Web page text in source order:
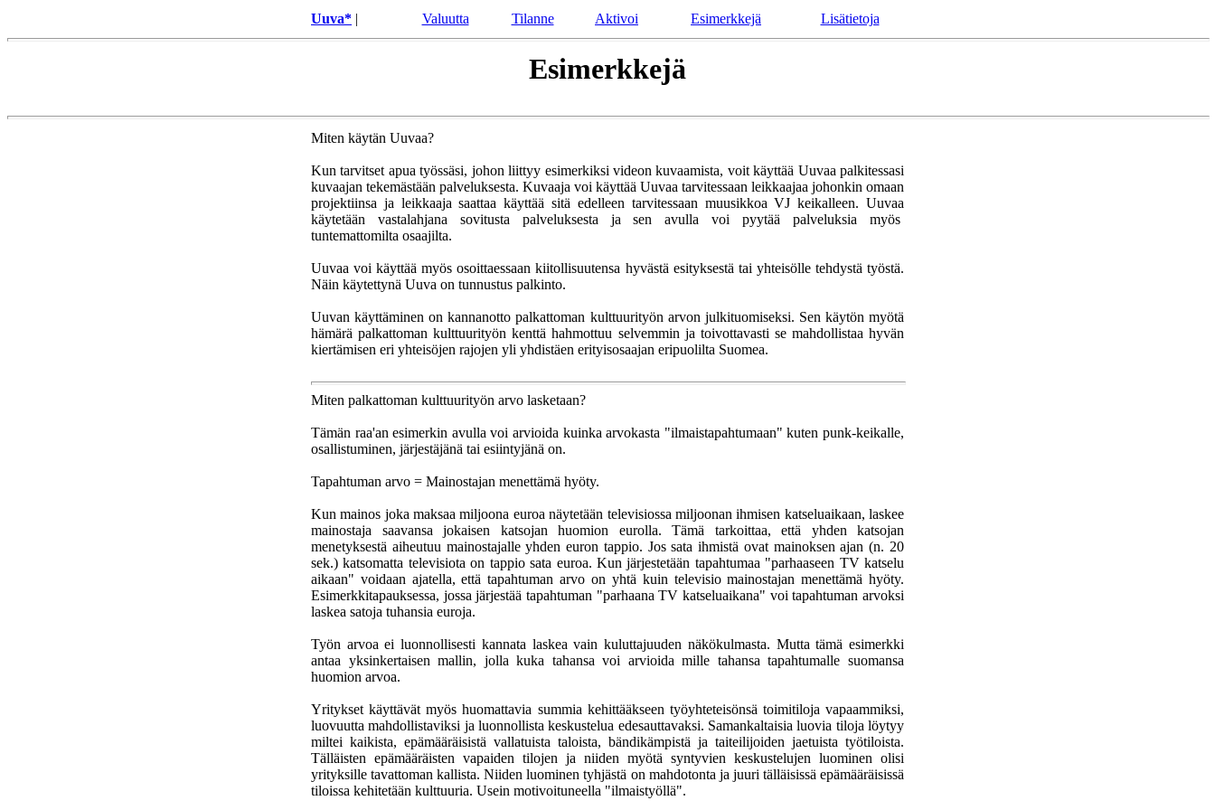
Uuva* | Valuutta Tilanne Aktivoi Esimerkkejä Lisätietoja
Esimerkkejä
Miten käytän Uuvaa?
Kun tarvitset apua työssäsi, johon liittyy esimerkiksi videon kuvaamista, voit käyttää Uuvaa palkitessasi
kuvaajan tekemästään palveluksesta. Kuvaaja voi käyttää Uuvaa tarvitessaan leikkaajaa johonkin omaan
projektiinsa ja leikkaaja saattaa käyttää sitä edelleen tarvitessaan muusikkoa VJ keikalleen. Uuvaa
käytetään vastalahjana sovitusta palveluksesta ja sen avulla voi pyytää palveluksia myös
tuntemattomilta osaajilta.
Uuvaa voi käyttää myös osoittaessaan kiitollisuutensa hyvästä esityksestä tai yhteisölle tehdystä työstä.
Näin käytettynä Uuva on tunnustus palkinto.
Uuvan käyttäminen on kannanotto palkattoman kulttuurityön arvon julkituomiseksi. Sen käytön myötä
hämärä palkattoman kulttuurityön kenttä hahmottuu selvemmin ja toivottavasti se mahdollistaa hyvän
kiertämisen eri yhteisöjen rajojen yli yhdistäen erityisosaajan eripuolilta Suomea.
Miten palkattoman kulttuurityön arvo lasketaan?
Tämän raa'an esimerkin avulla voi arvioida kuinka arvokasta "ilmaistapahtumaan" kuten punk-keikalle,
osallistuminen, järjestäjänä tai esiintyjänä on.
Tapahtuman arvo = Mainostajan menettämä hyöty.
Kun mainos joka maksaa miljoona euroa näytetään televisiossa miljoonan ihmisen katseluaikaan, laskee
mainostaja saavansa jokaisen katsojan huomion eurolla. Tämä tarkoittaa, että yhden katsojan
menetyksestä aiheutuu mainostajalle yhden euron tappio. Jos sata ihmistä ovat mainoksen ajan (n. 20
sek.) katsomatta televisiota on tappio sata euroa. Kun järjestetään tapahtumaa "parhaaseen TV katselu
aikaan" voidaan ajatella, että tapahtuman arvo on yhtä kuin televisio mainostajan menettämä hyöty.
Esimerkkitapauksessa, jossa järjestää tapahtuman "parhaana TV katseluaikana" voi tapahtuman arvoksi
laskea satoja tuhansia euroja.
Työn arvoa ei luonnollisesti kannata laskea vain kuluttajuuden näkökulmasta. Mutta tämä esimerkki
antaa yksinkertaisen mallin, jolla kuka tahansa voi arvioida mille tahansa tapahtumalle suomansa
huomion arvoa.
Yritykset käyttävät myös huomattavia summia kehittääkseen työyhteteisönsä toimitiloja vapaammiksi,
luovuutta mahdollistaviksi ja luonnollista keskustelua edesauttavaksi. Samankaltaisia luovia tiloja löytyy
miltei kaikista, epämääräisistä vallatuista taloista, bändikämpistä ja taiteilijoiden jaetuista työtiloista.
Tälläisten epämääräisten vapaiden tilojen ja niiden myötä syntyvien keskustelujen luominen olisi
yrityksille tavattoman kallista. Niiden luominen tyhjästä on mahdotonta ja juuri tälläisissä epämääräisissä
tiloissa kehitetään kulttuuria. Usein motivoituneella "ilmaistyöllä".